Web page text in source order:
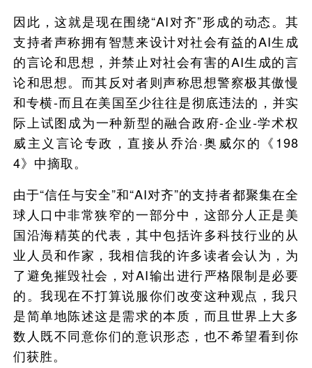
因此，这就是现在围绕“AI对齐”形成的动态。其
支持者声称拥有智慧来设计对社会有益的AI生成
的言论和思想，并禁止对社会有害的AI生成的言
论和思想。而其反对者则声称思想警察极其傲慢
和专横-而且在美国至少往往是彻底违法的，并实
际上试图成为一种新型的融合政府-企业-学术权
威主义言论专政，直接从乔治·奥威尔的《198
4》中摘取。
由于“信任与安全”和“AI对齐”的支持者都聚集在全
球人口中非常狭窄的一部分中，这部分人正是美
国沿海精英的代表，其中包括许多科技行业的从
业人员和作家，我相信我的许多读者会认为，为
了避免摧毁社会，对AI输出进行严格限制是必要
的。我现在不打算说服你们改变这种观点，我只
是简单地陈述这是需求的本质，而且世界上大多
数人既不同意你们的意识形态，也不希望看到你
们获胜。